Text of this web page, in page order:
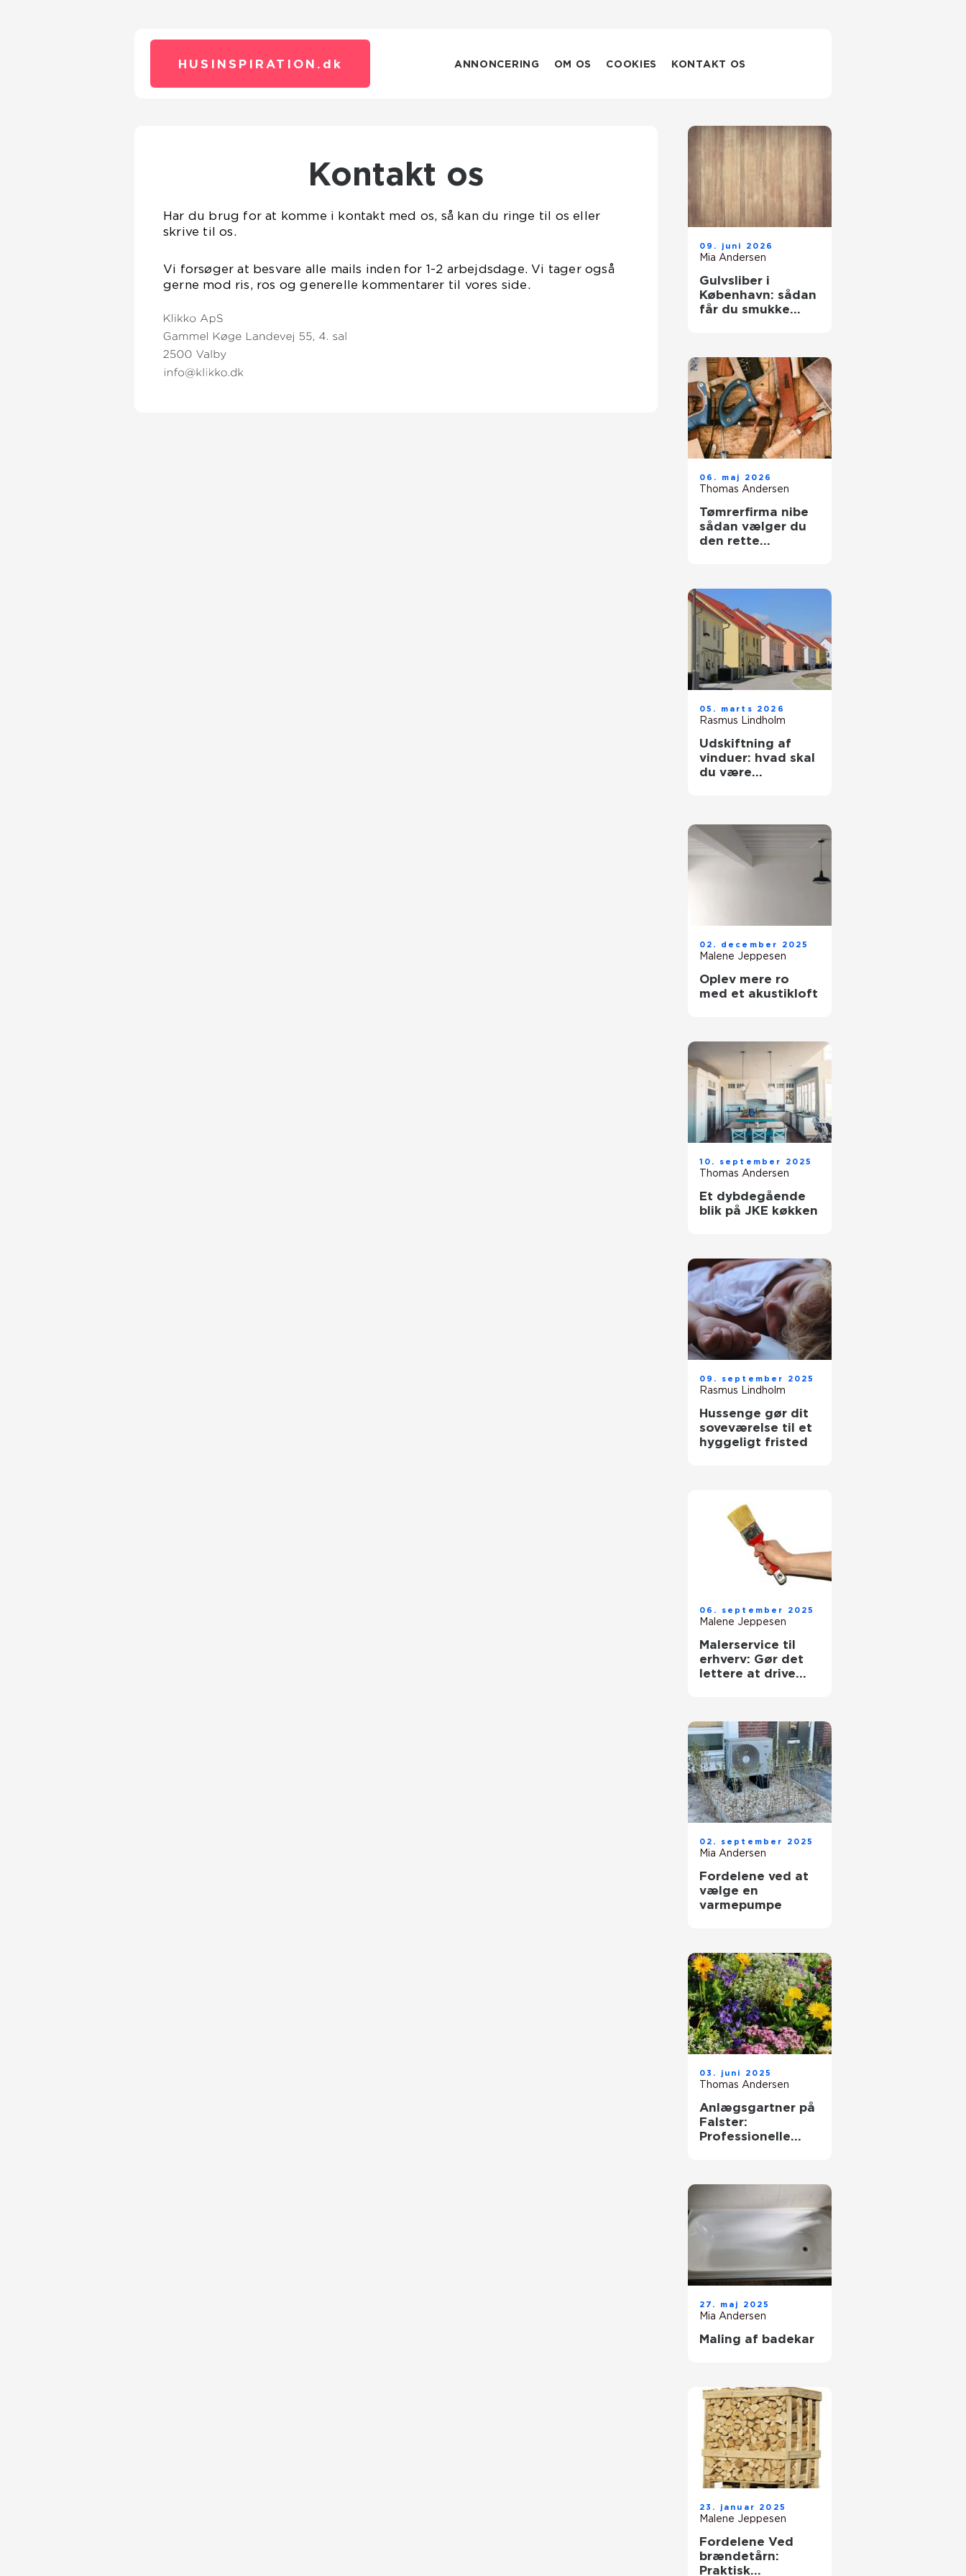
HUSINSPIRATION. dk ANNONCERING OM OS COOKIES KONTAKT OS
Kontakt os
Har du brug for at komme i kontakt med os, så kan du ringe til os eller
skrive til os.
Vi forsøger at besvare alle mails inden for 1-2 arbejdsdage. Vi tager også
gerne mod ris, ros og generelle kommentarer til vores side.
09. juni 2026
Mia Andersen
Gulvsliber i
København: sådan
får du smukke
06. maj 2026
Thomas Andersen
Tømrerfirma nibe
sådan vælger du
den rette
05. marts 2026
Rasmus Lindholm
Udskiftning af
vinduer: hvad skal
du være
02. december 2025
Malene Jeppesen
Oplev mere ro
med et akustikloft
10. september 2025
Thomas Andersen
Et dybdegående
blik på JKE køkken
09. september 2025
Rasmus Lindholm
Hussenge gør dit
soveværelse til et
hyggeligt fristed
06. september 2025
Malene Jeppesen
Malerservice til
erhverv: Gør det
lettere at drive
02. september 2025
Mia Andersen
Fordelene ved at
vælge en
varmepumpe
03. juni 2025
Thomas Andersen
Anlægsgartner på
Falster:
Professionelle
27. maj 2025
Mia Andersen
Maling af badekar
23. januar 2025
Malene Jeppesen
Fordelene Ved
brændetårn:
Praktisk